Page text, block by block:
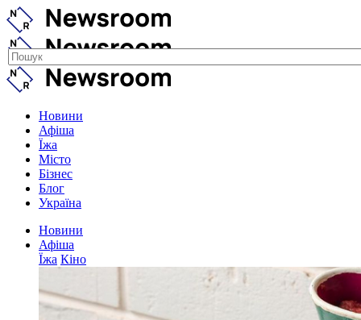
Новини
Афіша
Їжа
Місто
Бізнес
Блог
Україна
Новини
Афіша
Їжа Кіно